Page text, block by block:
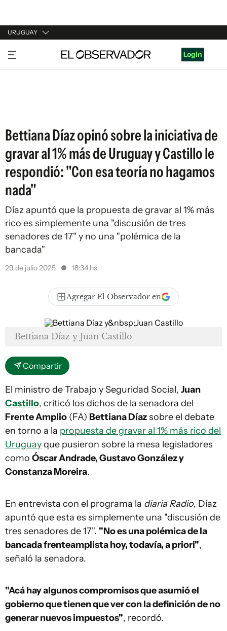
URUGUAY
URUGUAY
ARGENTINA
Login
Bettiana Díaz opinó sobre la iniciativa de
gravar al 1% más de Uruguay y Castillo le
respondió: "Con esa teoría no hagamos
nada"
Díaz apuntó que la propuesta de gravar al 1% más
rico es simplemente una "discusión de tres
senadores de 17" y no una "polémica de la
bancada"
29 de julio 2025 18:34 hs
Agregar El Observador en
Bettiana Díaz y Juan Castillo
Compartir
El ministro de Trabajo y Seguridad Social, Juan
Castillo, criticó los dichos de la senadora del
Frente Amplio (FA) Bettiana Díazsobre el debate
en torno a la propuesta de gravar al 1% más rico del
Uruguayque pusieron sobre la mesa legisladores
como Óscar Andrade, Gustavo González y
Constanza Moreira.
En entrevista con el programa la diaria Radio, Díaz
apuntó que esta es simplemente una "discusión de
tres senadores de 17". "No es una polémica de la
bancada frenteamplista hoy, todavía, a priori",
señaló la senadora.
"Acá hay algunos compromisos que asumió el
gobierno que tienen que ver con la definición de no
generar nuevos impuestos", recordó.